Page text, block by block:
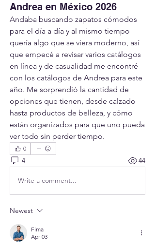
Andrea en México 2026
Andaba buscando zapatos cómodos
para el día a día y al mismo tiempo
quería algo que se viera moderno, así
que empecé a revisar varios catálogos
en línea y de casualidad me encontré
con los catálogos de Andrea para este
año. Me sorprendió la cantidad de
opciones que tienen, desde calzado
hasta productos de belleza, y cómo
están organizados para que uno pueda
ver todo sin perder tiempo.
0
4 44
Write a comment...
Newest
Fima
Apr 03